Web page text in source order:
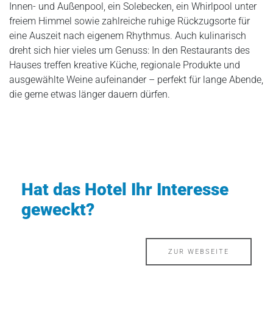
Innen- und Außenpool, ein Solebecken, ein Whirlpool unter
freiem Himmel sowie zahlreiche ruhige Rückzugsorte für
eine Auszeit nach eigenem Rhythmus. Auch kulinarisch
dreht sich hier vieles um Genuss: In den Restaurants des
Hauses treffen kreative Küche, regionale Produkte und
ausgewählte Weine aufeinander – perfekt für lange Abende,
die gerne etwas länger dauern dürfen.
Hat das Hotel Ihr Interesse
geweckt?
ZUR WEBSEITE